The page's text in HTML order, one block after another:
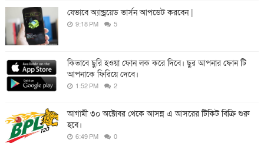
যেভাবে অ্যান্ড্রয়েড ভার্সন আপডেট করবেন |
9:18 PM 5
কিভাবে ছুরি হওয়া ফোন লক করে দিবে। ছুর আপনার ফোন টি
আপনাকে ফিরিয়ে দেবে।
1:52 PM 2
আগামী ৩০ অক্টোবর থেকে আসন্ন এ আসরের টিকিট বিক্রি শুরু
হবে।
6:49 PM 0